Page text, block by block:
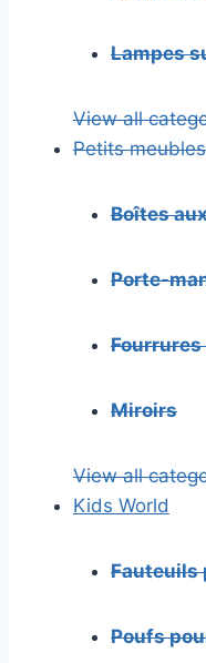
Lampes
View all
Petits meubles
Boîtes
Porte-
Fourrures
Miroirs
View all
Kids World
Fauteuils
Poufs